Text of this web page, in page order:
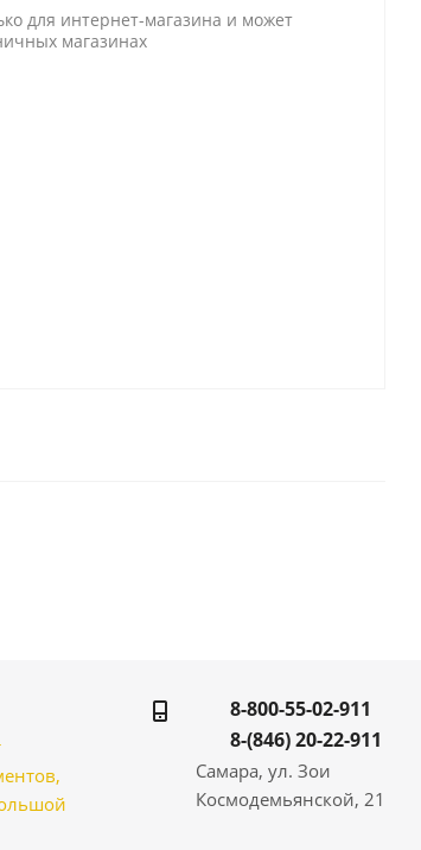
для интернет-магазина и может
магазинах
8-800-55-02-911
8-(846) 20-22-911
Самара, ул. Зои
Космодемьянской, 21